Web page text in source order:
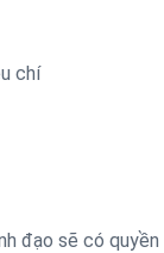
chí
đạo sẽ có